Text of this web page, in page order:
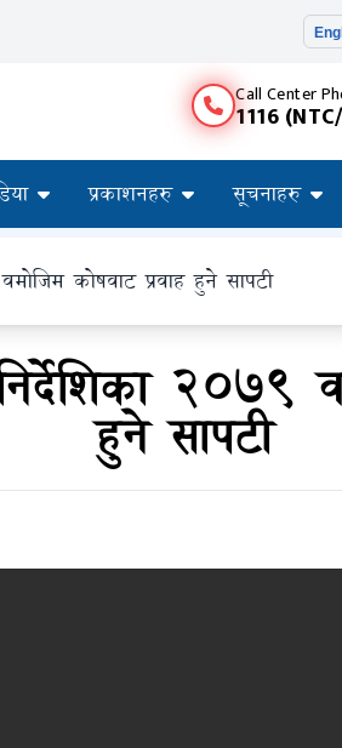
Call Center
1116
प्रकाशनहरु सूचनाहरु
कोषवाट प्रवाह हुने सापटी
२०७९
हुने सापटी